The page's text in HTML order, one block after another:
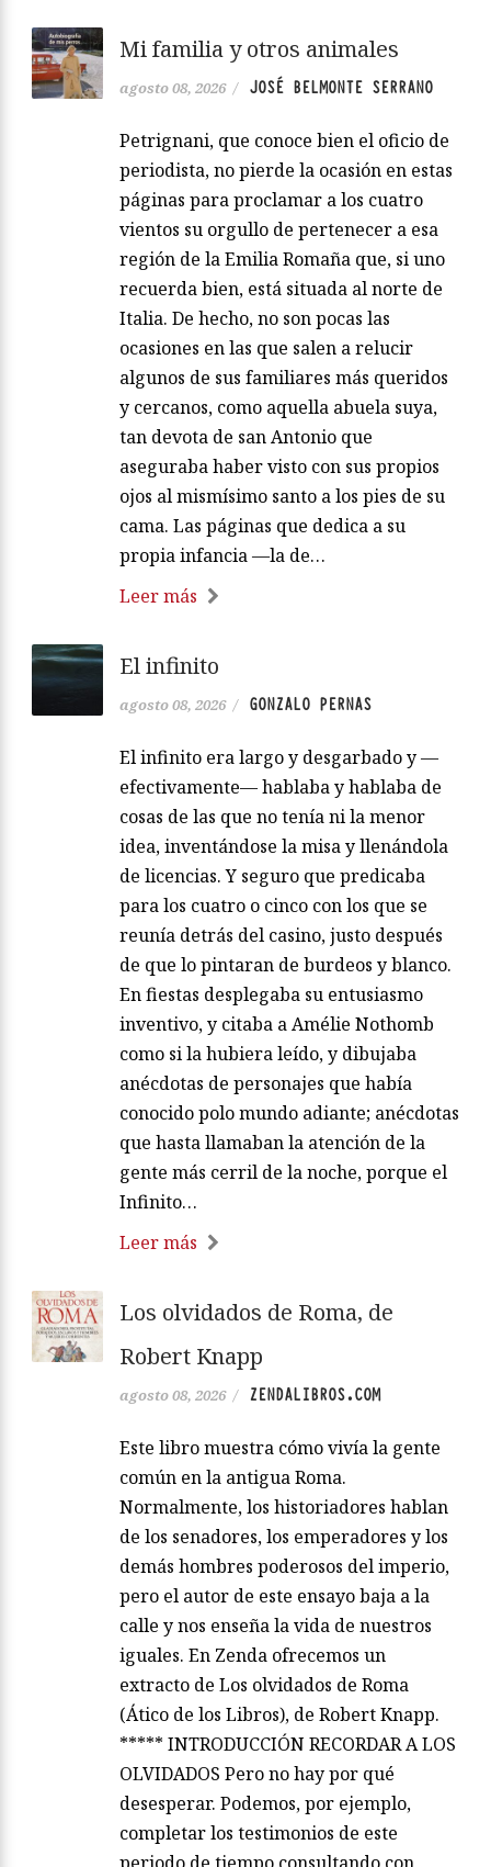
Mi familia y otros animales
agosto 08, 2026 / JOSÉ BELMONTE SERRANO
Petrignani, que conoce bien el oficio de
periodista, no pierde la ocasión en estas
páginas para proclamar a los cuatro
vientos su orgullo de pertenecer a esa
región de la Emilia Romaña que, si uno
recuerda bien, está situada al norte de
Italia. De hecho, no son pocas las
ocasiones en las que salen a relucir
algunos de sus familiares más queridos
y cercanos, como aquella abuela suya,
tan devota de san Antonio que
aseguraba haber visto con sus propios
ojos al mismísimo santo a los pies de su
cama. Las páginas que dedica a su
propia infancia —la de…
Leer más
El infinito
agosto 08, 2026 / GONZALO PERNAS
El infinito era largo y desgarbado y —
efectivamente— hablaba y hablaba de
cosas de las que no tenía ni la menor
idea, inventándose la misa y llenándola
de licencias. Y seguro que predicaba
para los cuatro o cinco con los que se
reunía detrás del casino, justo después
de que lo pintaran de burdeos y blanco.
En fiestas desplegaba su entusiasmo
inventivo, y citaba a Amélie Nothomb
como si la hubiera leído, y dibujaba
anécdotas de personajes que había
conocido polo mundo adiante; anécdotas
que hasta llamaban la atención de la
gente más cerril de la noche, porque el
Infinito…
Leer más
Los olvidados de Roma, de
Robert Knapp
agosto 08, 2026 / ZENDALIBROS.COM
Este libro muestra cómo vivía la gente
común en la antigua Roma.
Normalmente, los historiadores hablan
de los senadores, los emperadores y los
demás hombres poderosos del imperio,
pero el autor de este ensayo baja a la
calle y nos enseña la vida de nuestros
iguales. En Zenda ofrecemos un
extracto de Los olvidados de Roma
(Ático de los Libros), de Robert Knapp.
***** INTRODUCCIÓN RECORDAR A LOS
OLVIDADOS Pero no hay por qué
desesperar. Podemos, por ejemplo,
completar los testimonios de este